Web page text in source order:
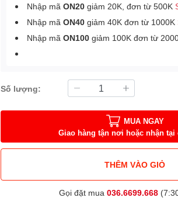
Nhập mãON20 giảm 20K, đơn từ 500K
Nhập mãON40 giảm 40K đơn từ 1000K
Nhập mãON100 giảm 100K đơn từ
Số lượng:
MUA NGAY
Giao hàng tận nơi hoặc nhận tại
THÊM VÀO GIỎ
Gọi đặt mua 036.6699.668